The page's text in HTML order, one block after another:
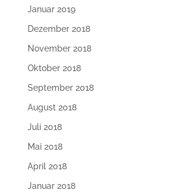
Januar 2019
Dezember 2018
November 2018
Oktober 2018
September 2018
August 2018
Juli 2018
Mai 2018
April 2018
Januar 2018